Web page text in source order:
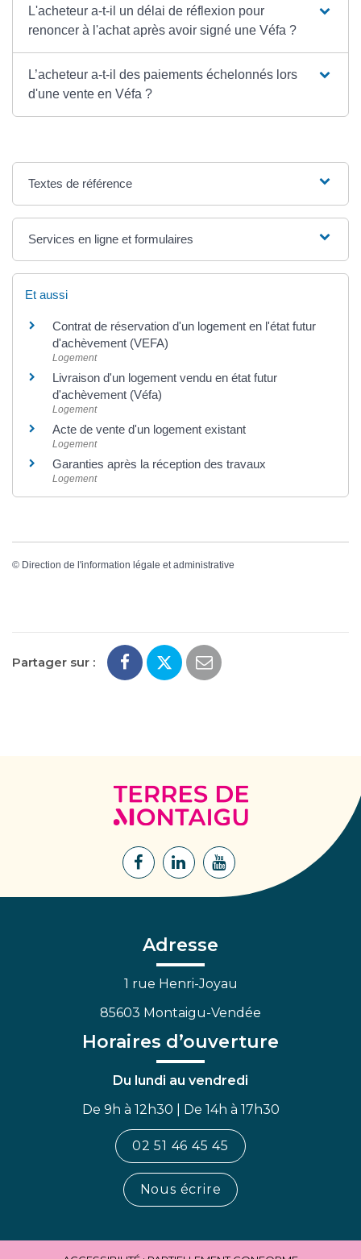
L'acheteur a-t-il un délai de réflexion pour
renoncer à l'achat après avoir signé une Véfa ?
L’acheteur a-t-il des paiements échelonnés lors
d'une vente en Véfa ?
Textes de référence
Services en ligne et formulaires
Et aussi
Contrat de réservation d'un logement en l'état futur
d'achèvement (VEFA)
Logement
Livraison d'un logement vendu en état futur
d'achèvement (Véfa)
Logement
Acte de vente d'un logement existant
Logement
Garanties après la réception des travaux
Logement
© Direction de l'information légale et administrative
Partager sur :
Terres
de
Montaigu
Lien
Facebook
Lien
Lien
Adresse
1 rue Henri-Joyau
85603 Montaigu-Vendée
Horaires d’ouverture
Du lundi au vendredi
De 9h à 12h30 | De 14h à 17h30
02 51 46 45 45
Nous écrire